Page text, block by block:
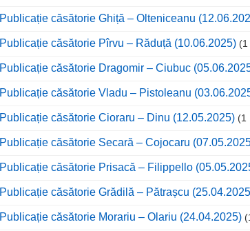
Publicație căsătorie Ghiță – Olteniceanu
Publicație căsătorie Pîrvu – Răduță (10.06.2025) (1
Publicație căsătorie Dragomir – Ciubuc
Publicație căsătorie Vladu – Pistoleanu
Publicație căsătorie Cioraru – Dinu (12.05.2025) (1
Publicație căsătorie Secară – Cojocaru
Publicație căsătorie Prisacă – Filippello
Publicație căsătorie Grădilă – Pătrașcu
Publicație căsătorie Morariu – Olariu (24.04.2025)